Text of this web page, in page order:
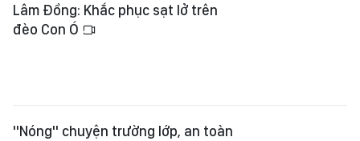
Lâm Đồng: Khắc phục sạt lở trên
đèo Con Ó
"Nóng" chuyện trường lớp, an toàn